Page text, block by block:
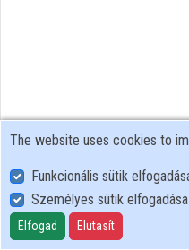
User Policy
Adatkezelési tájékoztató (en)
Cookie Policy
The website uses cookies to
Funkcionális sütik
Személyes sütik elfogadása
Elfogad Elutasít